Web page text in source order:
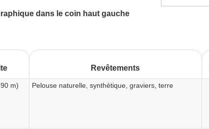
dans le coin haut gauche
Revêtements
m) Pelouse naturelle, synthétique, graviers, terre